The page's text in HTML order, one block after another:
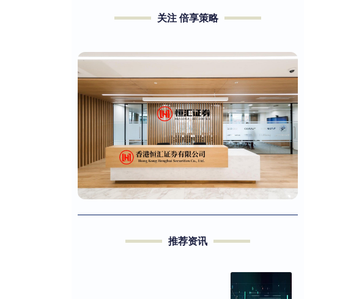
关注 倍享策略
推荐资讯